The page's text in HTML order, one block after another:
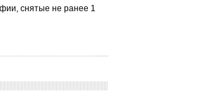
снятые не ранее 1